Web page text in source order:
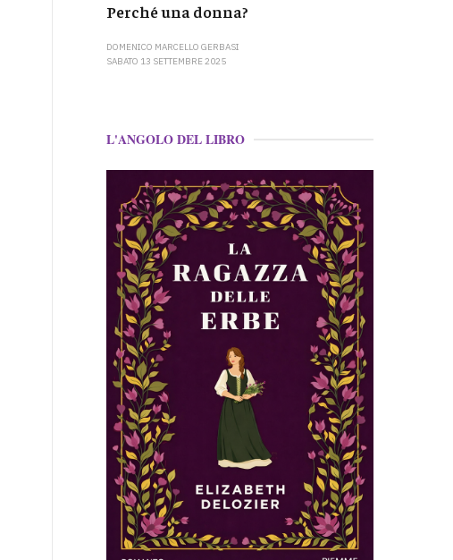
Perché una donna?
DOMENICO MARCELLO GERBASI
SABATO 13 SETTEMBRE 2025
L'ANGOLO DEL LIBRO